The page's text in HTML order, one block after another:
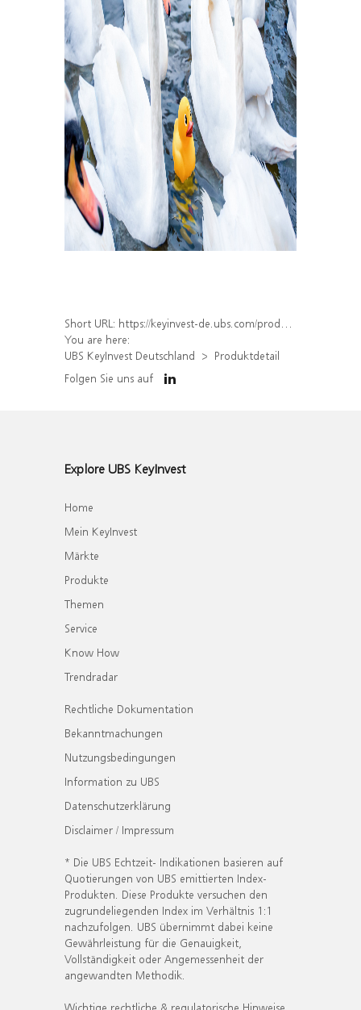
Short URL: https://keyinvest-de.ubs.com/produkt/detail/index/isin/DE000WA76G21
You are here:
UBS KeyInvest Deutschland
Produktdetail
Folgen Sie uns auf
Explore UBS KeyInvest
Home
Mein KeyInvest
Märkte
Produkte
Themen
Service
Know How
Trendradar
Rechtliche Dokumentation
Bekanntmachungen
Nutzungsbedingungen
Information zu UBS
Datenschutzerklärung
Disclaimer / Impressum
* Die UBS Echtzeit- Indikationen basieren auf
Quotierungen von UBS emittierten Index-
Produkten. Diese Produkte versuchen den
zugrundeliegenden Index im Verhältnis 1:1
nachzufolgen. UBS übernimmt dabei keine
Gewährleistung für die Genauigkeit,
Vollständigkeit oder Angemessenheit der
angewandten Methodik.